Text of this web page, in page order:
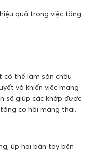
quả trong việc tăng
có thể làm sàn chậu
và khiến việc mang
sẽ giúp các khớp được
cơ hội mang thai.
úp hai bàn tay bên